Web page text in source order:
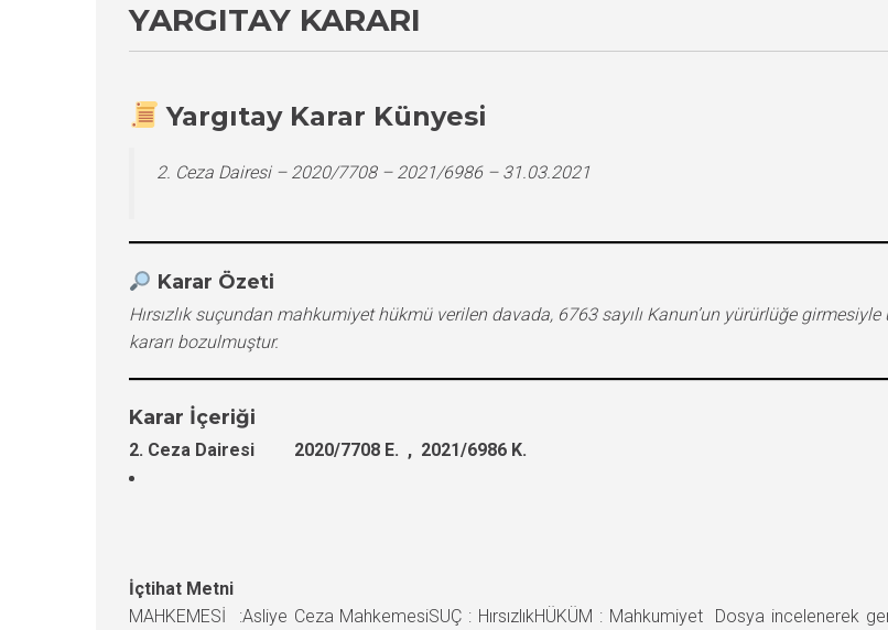
YARGITAY KARARI
Yargıtay Karar Künyesi
2. Ceza Dairesi – 2020/7708 – 2021/6986 – 31.03.2021
Karar Özeti
Hırsızlık suçundan mahkumiyet hükmü verilen davada, 6763 sayılı Kanun’un yürürlüğe
kararı bozulmuştur.
Karar İçeriği
2. Ceza Dairesi 2020/7708 E. , 2021/6986 K.
İçtihat Metni
MAHKEMESİ :Asliye Ceza MahkemesiSUÇ : HırsızlıkHÜKÜM : Mahkumiyet Dosya incelenerek